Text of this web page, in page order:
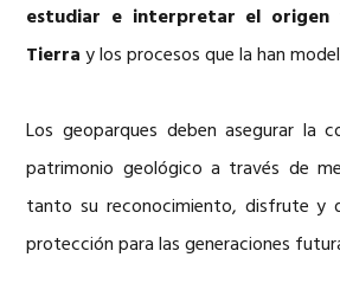
estudiar e interpretar el origen
Tierray los procesos que la han
Los geoparques deben asegurar la
patrimonio geológico a través de
tanto su reconocimiento, disfrute y
protección para las generaciones